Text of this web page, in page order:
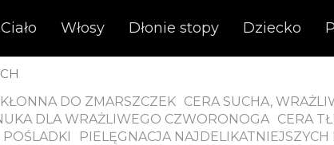
Ciało Włosy Dłonie stopy Dziecko
DO ZMARSZCZEK CERA SUCHA,
DLA WRAŻLIWEGO CZWORONOGA CERA
PIELĘGNACJA